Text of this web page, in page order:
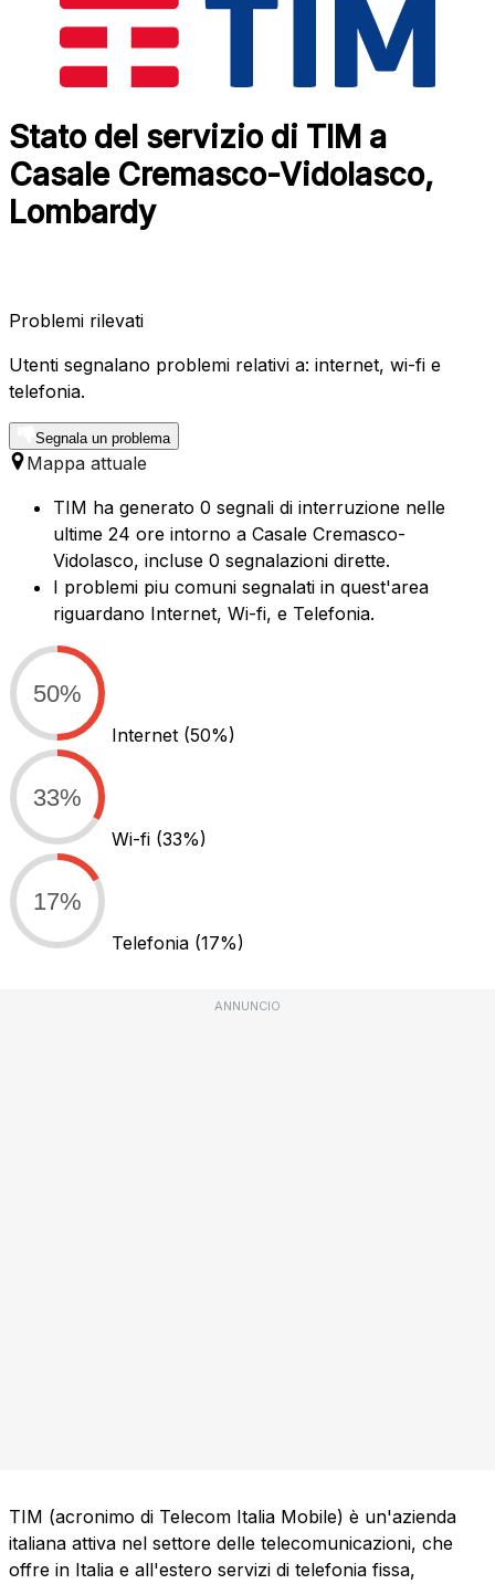
Stato del servizio di TIM a
Casale Cremasco-Vidolasco,
Lombardy
Problemi rilevati
Utenti segnalano problemi relativi a: internet, wi-fi e
telefonia.
Segnala un problema
Mappa attuale
TIM ha generato 0 segnali di interruzione nelle
ultime 24 ore intorno a Casale Cremasco-
Vidolasco, incluse 0 segnalazioni dirette.
I problemi piu comuni segnalati in quest'area
riguardano Internet, Wi-fi, e Telefonia.
50%
Internet (50%)
33%
Wi-fi (33%)
17%
Telefonia (17%)
ANNUNCIO
TIM (acronimo di Telecom Italia Mobile) è un'azienda
italiana attiva nel settore delle telecomunicazioni, che
offre in Italia e all'estero servizi di telefonia fissa,